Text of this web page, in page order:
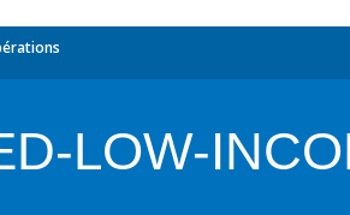
LOW-